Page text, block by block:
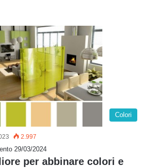
Colori
2.997
29/03/2024
per abbinare colori e